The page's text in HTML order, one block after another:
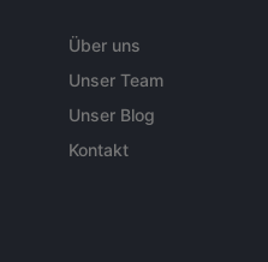
Über uns
Unser Team
Unser Blog
Kontakt